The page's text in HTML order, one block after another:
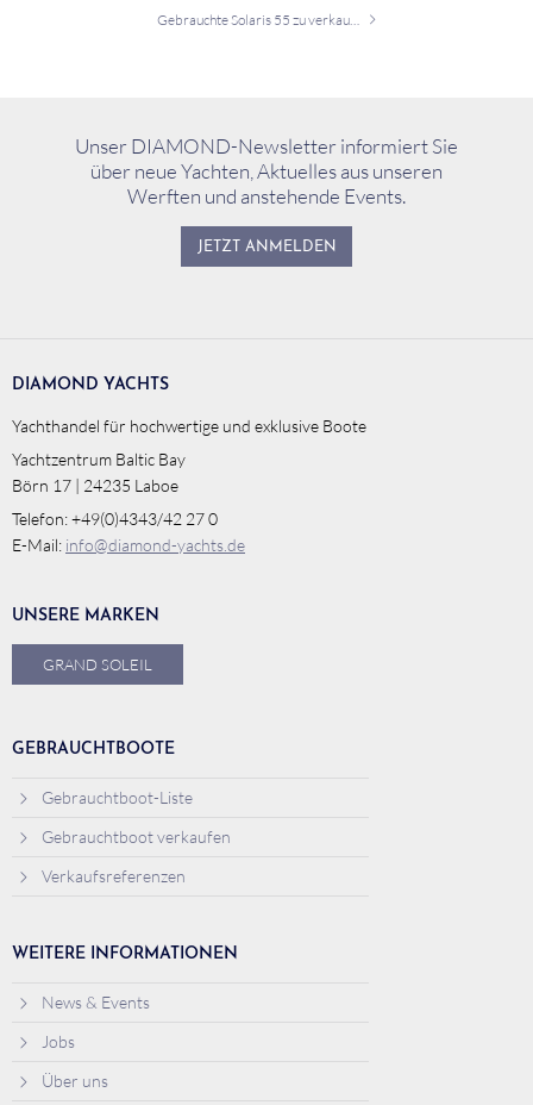
Gebrauchte Solaris 55 zu verkaufen
Unser DIAMOND-Newsletter informiert Sie
über neue Yachten, Aktuelles aus unseren
Werften und anstehende Events.
JETZT ANMELDEN
DIAMOND YACHTS
Yachthandel für hochwertige und exklusive Boote
Yachtzentrum Baltic Bay
Börn 17 | 24235 Laboe
Telefon: +49(0)4343/42 27 0
E-Mail: info@diamond-yachts.de
UNSERE MARKEN
GRAND SOLEIL
GEBRAUCHTBOOTE
Gebrauchtboot-Liste
Gebrauchtboot verkaufen
Verkaufsreferenzen
WEITERE INFORMATIONEN
News & Events
Jobs
Über uns